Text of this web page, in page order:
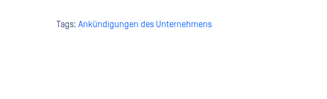
Tags: Ankündigungen des Unternehmens